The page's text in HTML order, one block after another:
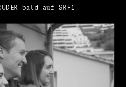
bald auf SRF1